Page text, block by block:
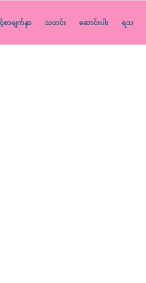
ာမျက်နှာ သတင်း ဆောင်းပါး ရသ